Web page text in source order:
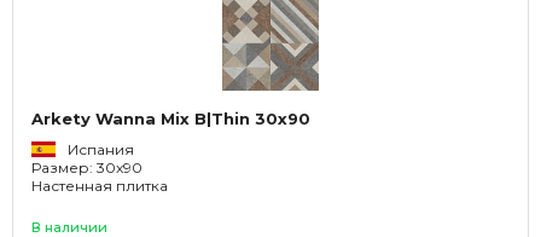
Arkety Wanna Mix B|Thin 30x90
Испания
Размер: 30x90
Настенная плитка
В наличии